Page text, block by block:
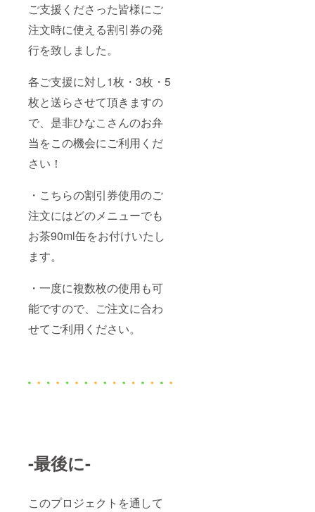
ご支援くださった皆様にご
注文時に使える割引券の発
行を致しました。
各ご支援に対し1枚・3枚・5
枚と送らさせて頂きますの
で、是非ひなこさんのお弁
当をこの機会にご利用くだ
さい！
・こちらの割引券使用のご
注文にはどのメニューでも
お茶90ml缶をお付けいたし
ます。
・一度に複数枚の使用も可
能ですので、ご注文に合わ
せてご利用ください。
-最後に-
このプロジェクトを通して